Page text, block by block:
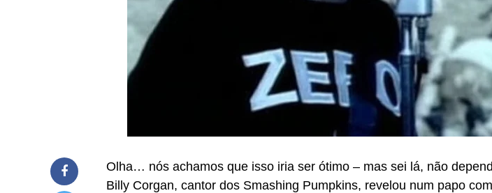
Olha… nós achamos que isso iria ser ótimo – mas sei lá, não
Billy Corgan, cantor dos Smashing Pumpkins, revelou num papo